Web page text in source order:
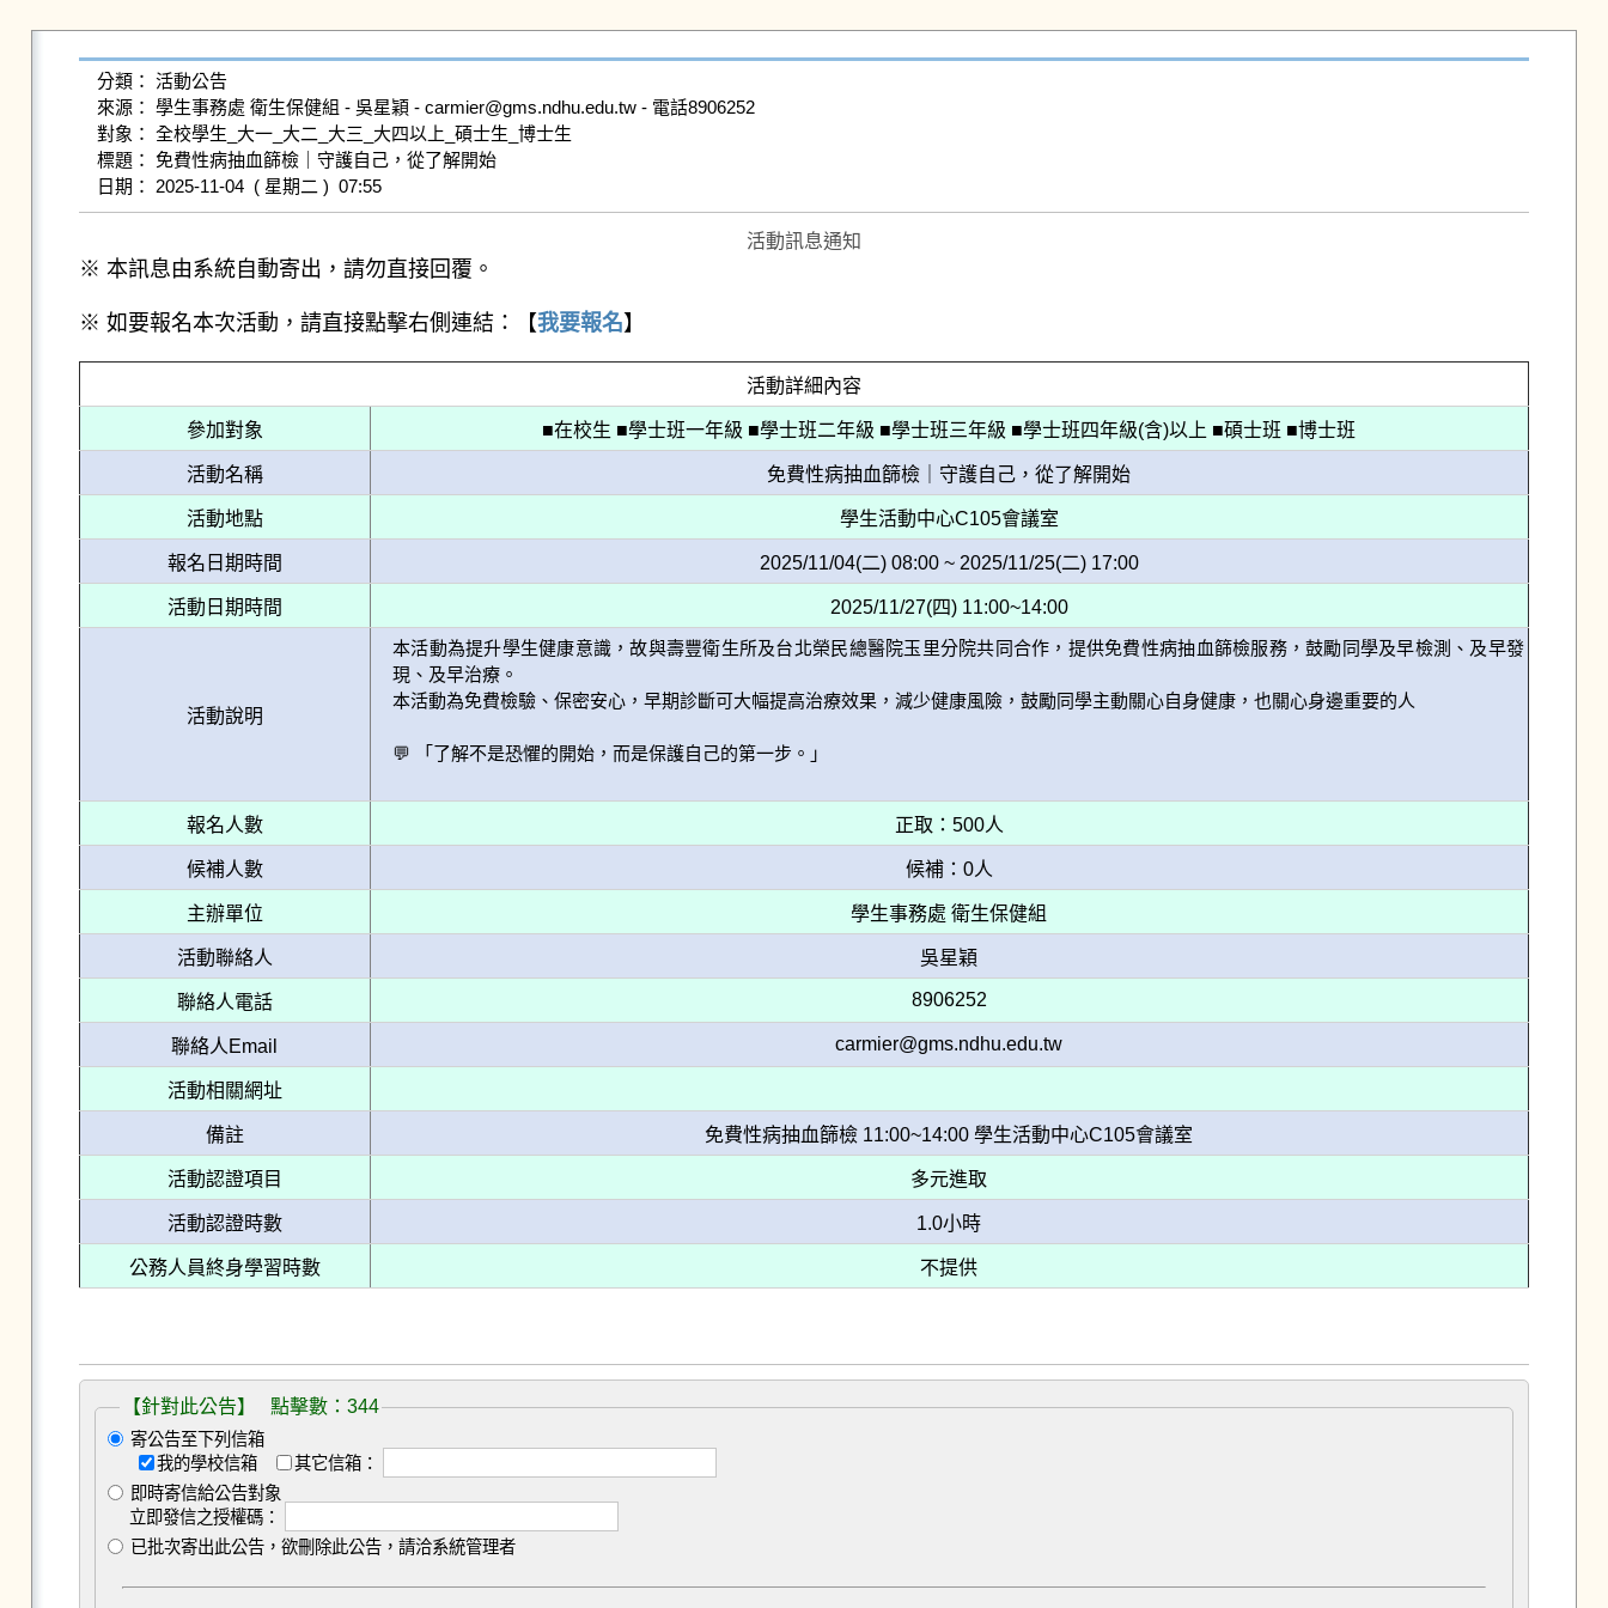
分類： 活動公告
來源： 學生事務處 衛生保健組 - 吳星穎 - carmier@gms.ndhu.edu.tw - 電話8906252
對象： 全校學生_大一_大二_大三_大四以上_碩士生_博士生
標題： 免費性病抽血篩檢｜守護自己，從了解開始
日期： 2025-11-04  ( 星期二 )  07:55
活動訊息通知
※ 本訊息由系統自動寄出，請勿直接回覆。
※ 如要報名本次活動，請直接點擊右側連結：【我要報名】
活動詳細內容
參加對象 ■在校生 ■學士班一年級 ■學士班二年級 ■學士班三年級 ■學士班四年級(含)以上 ■碩士班 ■博士班
活動名稱 免費性病抽血篩檢｜守護自己，從了解開始
活動地點 學生活動中心C105會議室
報名日期時間 2025/11/04(二) 08:00 ~ 2025/11/25(二) 17:00
活動日期時間 2025/11/27(四) 11:00~14:00
活動說明
本活動為提升學生健康意識，故與壽豐衛生所及台北榮民總醫院玉里分院共同合作，提供免費性病抽血篩檢服務，鼓勵同學及早檢測、及早發
現、及早治療。
本活動為免費檢驗、保密安心，早期診斷可大幅提高治療效果，減少健康風險，鼓勵同學主動關心自身健康，也關心身邊重要的人
💬 「了解不是恐懼的開始，而是保護自己的第一步。」
報名人數 正取：500人
候補人數 候補：0人
主辦單位 學生事務處 衛生保健組
活動聯絡人 吳星穎
聯絡人電話 8906252
聯絡人Email carmier@gms.ndhu.edu.tw
活動相關網址
備註 免費性病抽血篩檢 11:00~14:00 學生活動中心C105會議室
活動認證項目 多元進取
活動認證時數 1.0小時
公務人員終身學習時數 不提供
【針對此公告】 點擊數：344
寄公告至下列信箱
我的學校信箱
其它信箱：
即時寄信給公告對象
立即發信之授權碼：
已批次寄出此公告，欲刪除此公告，請洽系統管理者